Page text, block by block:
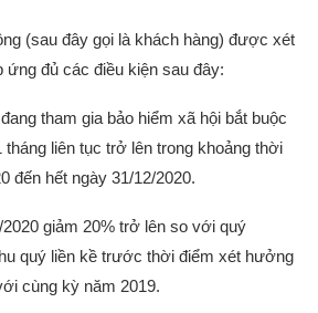
(sau đây gọi là khách hàng) được xét
ứng đủ các điều kiện sau đây:
tham gia bảo hiểm xã hội bắt buộc
liên tục trở lên trong khoảng thời
đến hết ngày 31/12/2020.
giảm 20% trở lên so với quý
quý liền kề trước thời điểm xét hưởng
cùng kỳ năm 2019.